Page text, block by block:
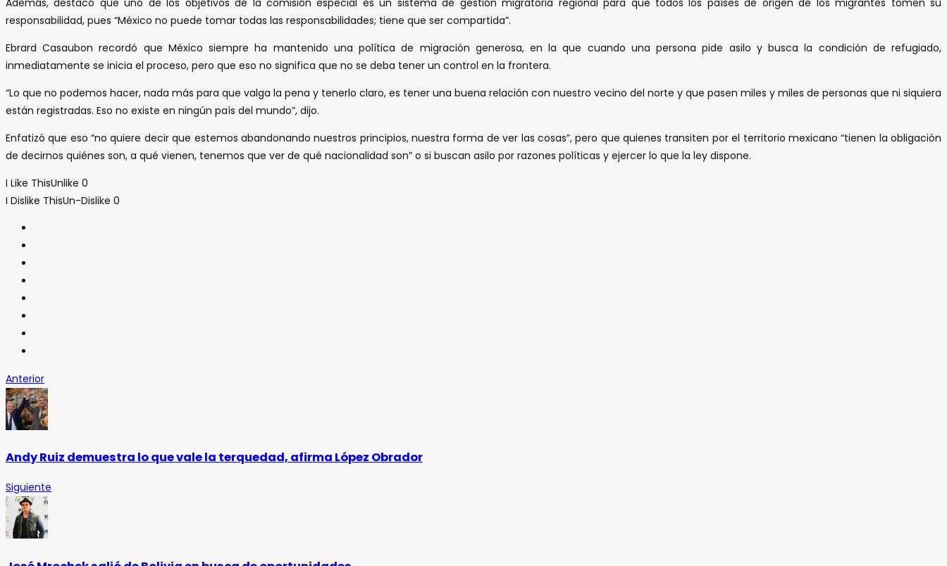
responsabilidad, pues “México no puede tomar todas las responsabilidades; tiene que ser compartida”.
Ebrard Casaubon recordó que México siempre ha mantenido una política de migración generosa, en la que cuando una persona pide asilo y busca la condición de refugiado,
inmediatamente se inicia el proceso, pero que eso no significa que no se deba tener un control en la frontera.
“Lo que no podemos hacer, nada más para que valga la pena y tenerlo claro, es tener una buena relación con nuestro vecino del norte y que pasen miles y miles de personas que ni siquiera
están registradas. Eso no existe en ningún país del mundo”, dijo.
Enfatizó que eso “no quiere decir que estemos abandonando nuestros principios, nuestra forma de ver las cosas”, pero que quienes transiten por el territorio mexicano “tienen la obligación
de decirnos quiénes son, a qué vienen, tenemos que ver de qué nacionalidad son” o si buscan asilo por razones políticas y ejercer lo que la ley dispone.
I Like ThisUnlike 0
I Dislike ThisUn-Dislike 0
Anterior
Andy Ruiz demuestra lo que vale la terquedad, afirma López Obrador
Siguiente